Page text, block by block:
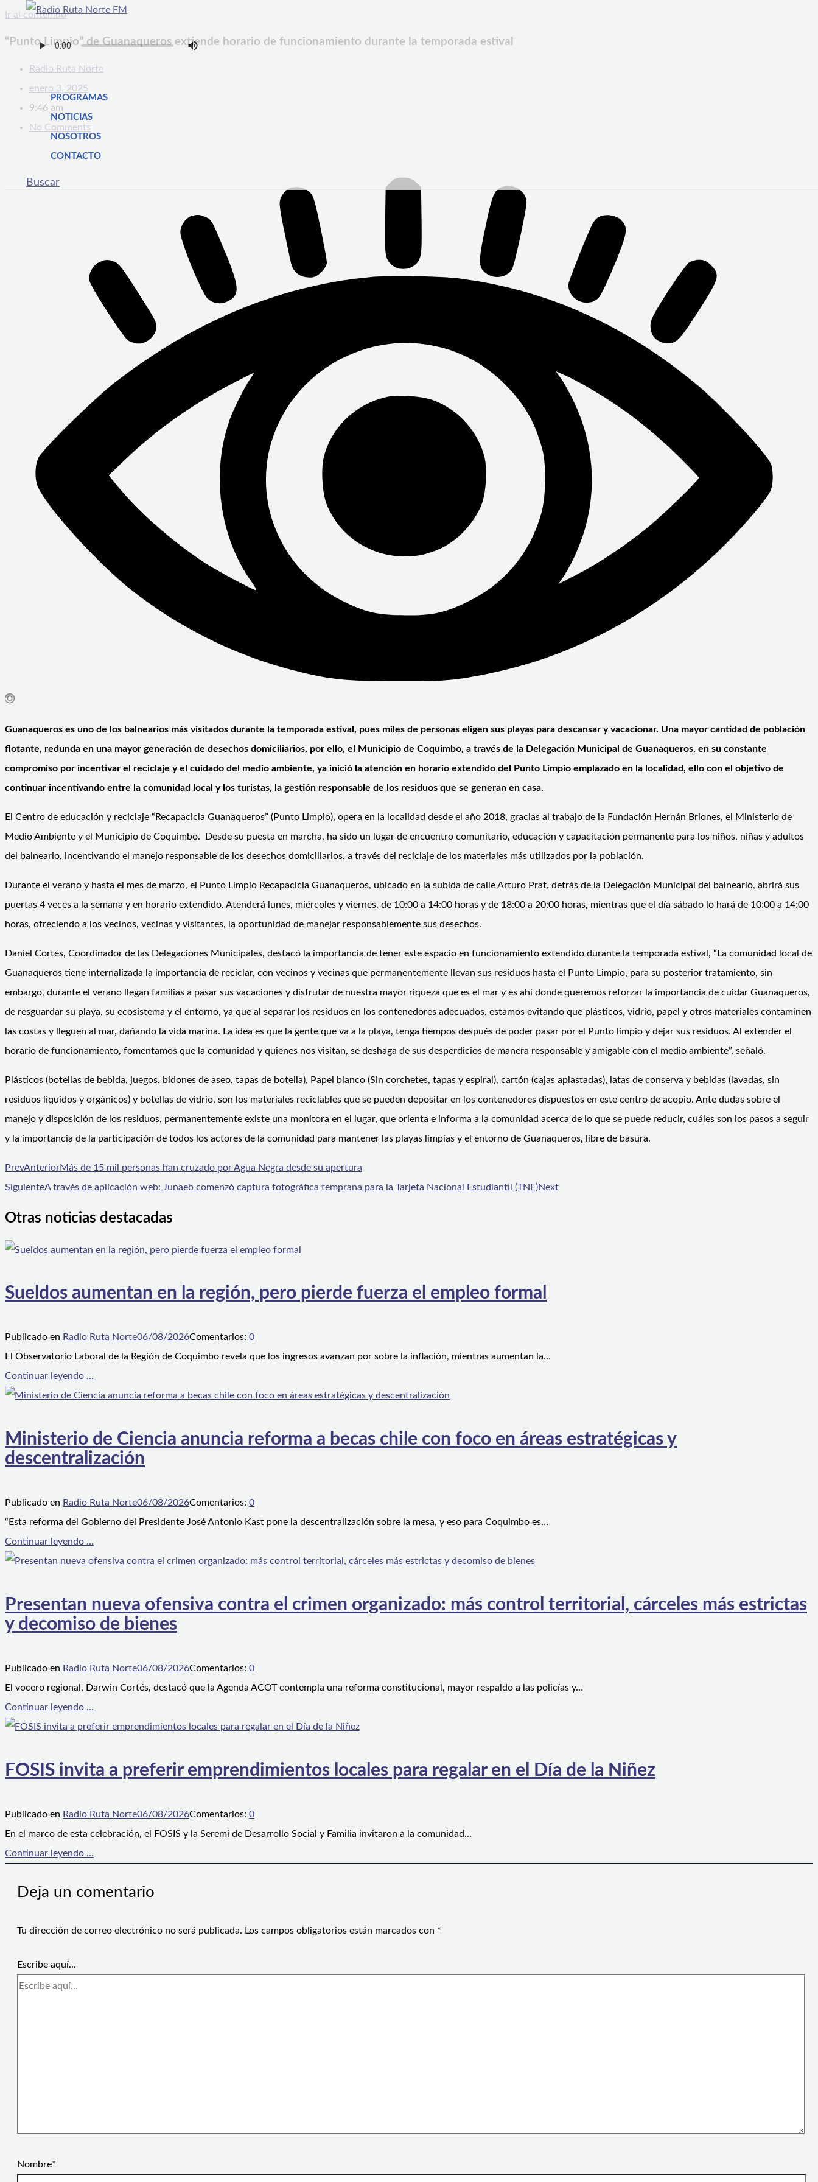
Ir al contenido
PROGRAMAS
NOTICIAS
NOSOTROS
CONTACTO
Buscar
“Punto Limpio” de Guanaqueros extiende horario de funcionamiento durante la temporada estival
Radio Ruta Norte
enero 3, 2025
9:46 am
No Comments
Guanaqueros es uno de los balnearios más visitados durante la temporada estival, pues miles de personas eligen sus playas para descansar y vacacionar. Una mayor cantidad de población
flotante, redunda en una mayor generación de desechos domiciliarios, por ello, el Municipio de Coquimbo, a través de la Delegación Municipal de Guanaqueros, en su constante
compromiso por incentivar el reciclaje y el cuidado del medio ambiente, ya inició la atención en horario extendido del Punto Limpio emplazado en la localidad, ello con el objetivo de
continuar incentivando entre la comunidad local y los turistas, la gestión responsable de los residuos que se generan en casa.
El Centro de educación y reciclaje “Recapacicla Guanaqueros” (Punto Limpio), opera en la localidad desde el año 2018, gracias al trabajo de la Fundación Hernán Briones, el Ministerio de
Medio Ambiente y el Municipio de Coquimbo. Desde su puesta en marcha, ha sido un lugar de encuentro comunitario, educación y capacitación permanente para los niños, niñas y adultos
del balneario, incentivando el manejo responsable de los desechos domiciliarios, a través del reciclaje de los materiales más utilizados por la población.
Durante el verano y hasta el mes de marzo, el Punto Limpio Recapacicla Guanaqueros, ubicado en la subida de calle Arturo Prat, detrás de la Delegación Municipal del balneario, abrirá sus
puertas 4 veces a la semana y en horario extendido. Atenderá lunes, miércoles y viernes, de 10:00 a 14:00 horas y de 18:00 a 20:00 horas, mientras que el día sábado lo hará de 10:00 a 14:00
horas, ofreciendo a los vecinos, vecinas y visitantes, la oportunidad de manejar responsablemente sus desechos.
Daniel Cortés, Coordinador de las Delegaciones Municipales, destacó la importancia de tener este espacio en funcionamiento extendido durante la temporada estival, “La comunidad local de
Guanaqueros tiene internalizada la importancia de reciclar, con vecinos y vecinas que permanentemente llevan sus residuos hasta el Punto Limpio, para su posterior tratamiento, sin
embargo, durante el verano llegan familias a pasar sus vacaciones y disfrutar de nuestra mayor riqueza que es el mar y es ahí donde queremos reforzar la importancia de cuidar Guanaqueros,
de resguardar su playa, su ecosistema y el entorno, ya que al separar los residuos en los contenedores adecuados, estamos evitando que plásticos, vidrio, papel y otros materiales contaminen
las costas y lleguen al mar, dañando la vida marina. La idea es que la gente que va a la playa, tenga tiempos después de poder pasar por el Punto limpio y dejar sus residuos. Al extender el
horario de funcionamiento, fomentamos que la comunidad y quienes nos visitan, se deshaga de sus desperdicios de manera responsable y amigable con el medio ambiente”, señaló.
Plásticos (botellas de bebida, juegos, bidones de aseo, tapas de botella), Papel blanco (Sin corchetes, tapas y espiral), cartón (cajas aplastadas), latas de conserva y bebidas (lavadas, sin
residuos líquidos y orgánicos) y botellas de vidrio, son los materiales reciclables que se pueden depositar en los contenedores dispuestos en este centro de acopio. Ante dudas sobre el
manejo y disposición de los residuos, permanentemente existe una monitora en el lugar, que orienta e informa a la comunidad acerca de lo que se puede reducir, cuáles son los pasos a seguir
y la importancia de la participación de todos los actores de la comunidad para mantener las playas limpias y el entorno de Guanaqueros, libre de basura.
PrevAnteriorMás de 15 mil personas han cruzado por Agua Negra desde su apertura
SiguienteA través de aplicación web: Junaeb comenzó captura fotográfica temprana para la Tarjeta Nacional Estudiantil (TNE)Next
Otras noticias destacadas
Sueldos aumentan en la región, pero pierde fuerza el empleo formal
Publicado en Radio Ruta Norte06/08/2026Comentarios: 0
El Observatorio Laboral de la Región de Coquimbo revela que los ingresos avanzan por sobre la inflación, mientras aumentan la…
Continuar leyendo ...
Ministerio de Ciencia anuncia reforma a becas chile con foco en áreas estratégicas y
descentralización
Publicado en Radio Ruta Norte06/08/2026Comentarios: 0
“Esta reforma del Gobierno del Presidente José Antonio Kast pone la descentralización sobre la mesa, y eso para Coquimbo es…
Continuar leyendo ...
Presentan nueva ofensiva contra el crimen organizado: más control territorial, cárceles más estrictas
y decomiso de bienes
Publicado en Radio Ruta Norte06/08/2026Comentarios: 0
El vocero regional, Darwin Cortés, destacó que la Agenda ACOT contempla una reforma constitucional, mayor respaldo a las policías y…
Continuar leyendo ...
FOSIS invita a preferir emprendimientos locales para regalar en el Día de la Niñez
Publicado en Radio Ruta Norte06/08/2026Comentarios: 0
En el marco de esta celebración, el FOSIS y la Seremi de Desarrollo Social y Familia invitaron a la comunidad…
Continuar leyendo ...
Deja un comentario
Tu dirección de correo electrónico no será publicada. Los campos obligatorios están marcados con *
Escribe aquí...
Nombre*